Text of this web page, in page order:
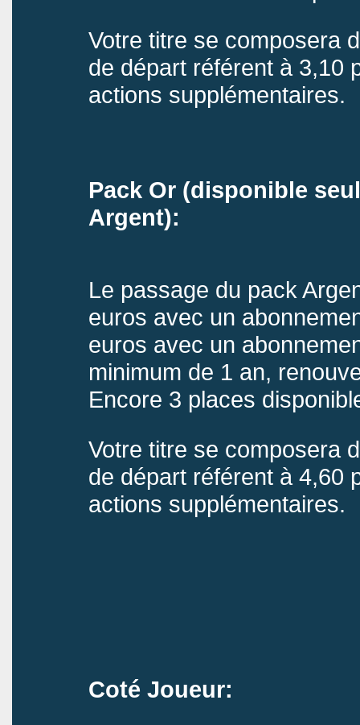
Votre titre se composera
de départ référent à 3,10
actions supplémentaires.
Pack Or (disponible
Argent):
Le passage du pack
euros avec un
euros avec un
minimum de 1 an,
Encore 3 places
Votre titre se composera
de départ référent à 4,60
actions supplémentaires.
Coté Joueur: